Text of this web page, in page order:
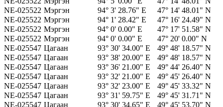
NE-025522 Мэргэн 94° 3' 28.76" E
47° 14' 48.01" N
NE-025522 Мэргэн 94° 1' 28.42" E
47° 16' 24.49" N
NE-025522 Мэргэн 94° 0' 0.00" E
47° 17' 51.58" N
NE-025522 Мэргэн 94° 0' 0.00" E
47° 20' 0.00" N
NE-025547 Цагаан 93° 30' 34.00" E
49° 48' 18.57" N
NE-025547 Цагаан 93° 38' 20.00" E
49° 48' 18.57" N
NE-025547 Цагаан 93° 36' 21.00" E
49° 44' 26.40" N
NE-025547 Цагаан 93° 32' 21.00" E
49° 45' 26.40" N
NE-025547 Цагаан 93° 32' 23.00" E
49° 45' 33.32" N
NE-025547 Цагаан 93° 31' 59.75" E
49° 45' 31.71" N
NE-025547 Цагаан 93° 30' 34.65" E
49° 45' 53.70" N